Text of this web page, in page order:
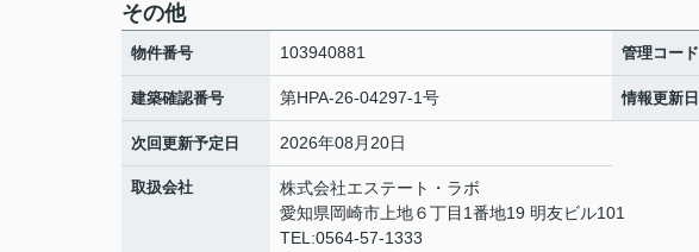
その他
物件番号 103940881 管理コード
建築確認番号 第HPA-26-04297-1号 情報更新日
次回更新予定日 2026年08月20日
取扱会社
株式会社エステート・ラボ
愛知県岡崎市上地６丁目1番地19 明友ビル101
TEL:0564-57-1333